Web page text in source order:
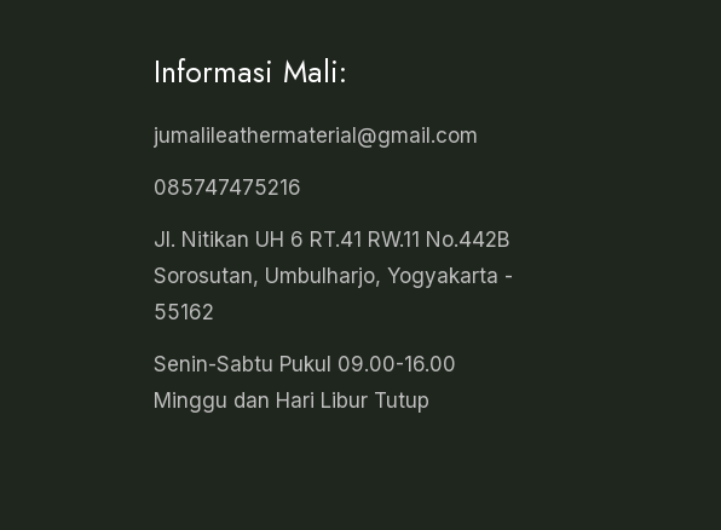
Informasi Mali:
jumalileathermaterial@gmail.com
085747475216
Jl. Nitikan UH 6 RT.41 RW.11 No.442B
Sorosutan, Umbulharjo, Yogyakarta -
55162
Senin-Sabtu Pukul 09.00-16.00
Minggu dan Hari Libur Tutup